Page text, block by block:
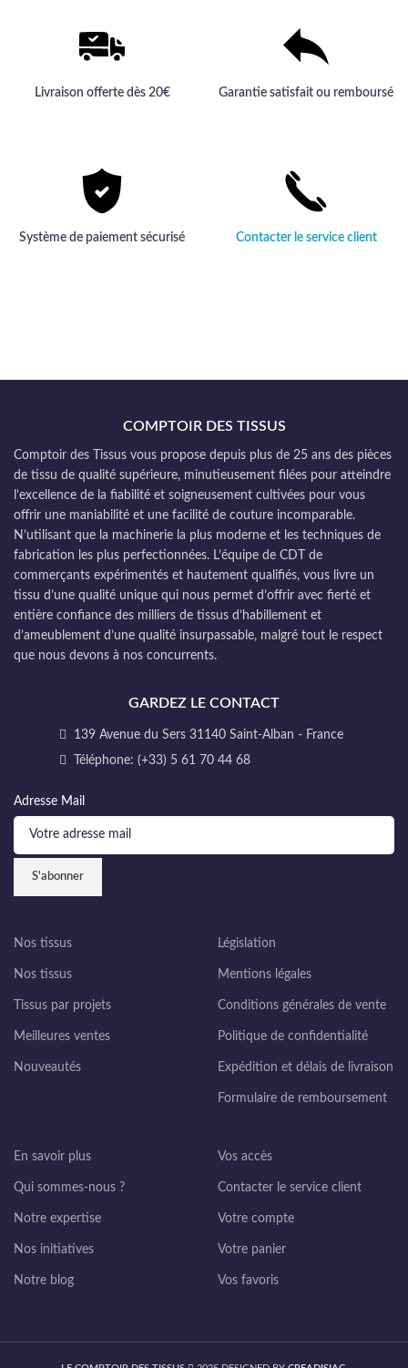
Livraison offerte dès 20€ Garantie satisfait ou remboursé
Système de paiement sécurisé Contacter le service client
COMPTOIR DES TISSUS
Comptoir des Tissus vous propose depuis plus de 25 ans des pièces
de tissu de qualité supérieure, minutieusement filées pour atteindre
l’excellence de la fiabilité et soigneusement cultivées pour vous
offrir une maniabilité et une facilité de couture incomparable.
N’utilisant que la machinerie la plus moderne et les techniques de
fabrication les plus perfectionnées. L’équipe de CDT de
commerçants expérimentés et hautement qualifiés, vous livre un
tissu d’une qualité unique qui nous permet d’offrir avec fierté et
entière confiance des milliers de tissus d’habillement et
d’ameublement d’une qualité insurpassable, malgré tout le respect
que nous devons à nos concurrents.
GARDEZ LE CONTACT
139 Avenue du Sers 31140 Saint-Alban - France
Téléphone: (+33) 5 61 70 44 68
Adresse Mail
Nos tissus
Nos tissus
Tissus par projets
Meilleures ventes
Nouveautés
Législation
Mentions légales
Conditions générales de vente
Politique de confidentialité
Expédition et délais de livraison
Formulaire de remboursement
En savoir plus
Qui sommes-nous ?
Notre expertise
Nos initiatives
Notre blog
Vos accès
Contacter le service client
Votre compte
Votre panier
Vos favoris